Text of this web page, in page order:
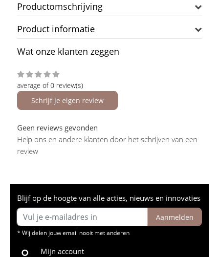
Productomschrijving
Product informatie
Wat onze klanten zeggen
average of 0 review(s)
Schrijf je eigen review
Geen reviews gevonden
Help ons en andere klanten door het schrijven van een
review
Blijf op de hoogte van alle acties, nieuws en innovaties
Aanmelden
* Wij delen jouw email nooit met anderen
Mijn account